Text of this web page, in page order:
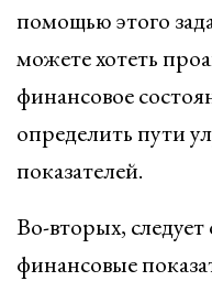
помощью этого
можете хотеть
финансовое
определить пути
показателей.
Во-вторых,
финансовые